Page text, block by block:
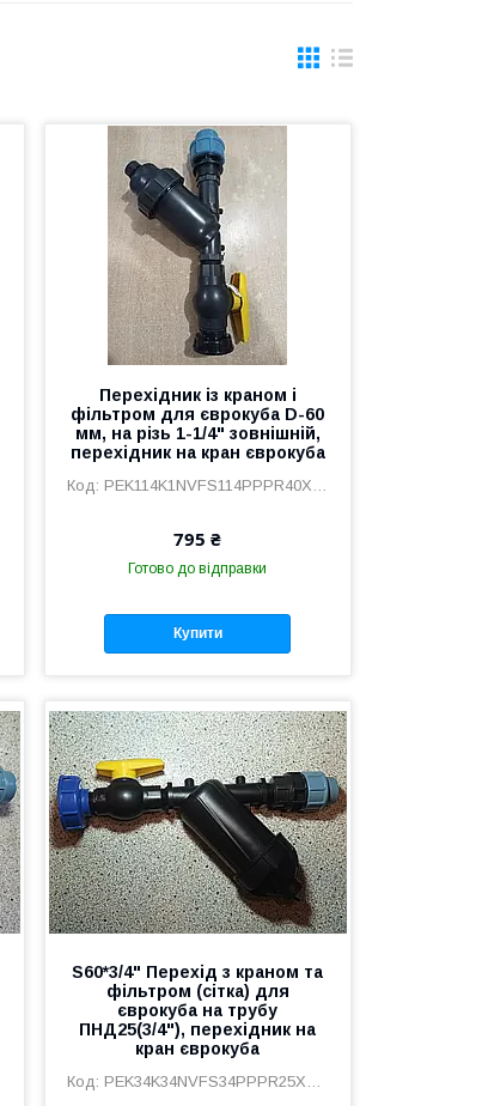
Перехідник із краном і
фільтром для єврокуба D-60
мм, на різь 1-1/4" зовнішній,
перехідник на кран єврокуба
PEK114K1NVFS114PPPR40X114
795 ₴
Готово до відправки
Купити
S60*3/4" Перехід з краном та
фільтром (сітка) для
єврокуба на трубу
ПНД25(3/4"), перехідник на
кран єврокуба
PEK34K34NVFS34PPPR25X34V